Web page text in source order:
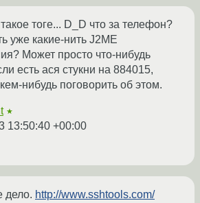
тоге... D_D что за телефон?
уже какие-нить J2ME
Может просто что-нибудь
есть ася стукни на 884015,
нибудь поговорить об этом.
★
13:50:40 +00:00
дело. http://www.sshtools.com/